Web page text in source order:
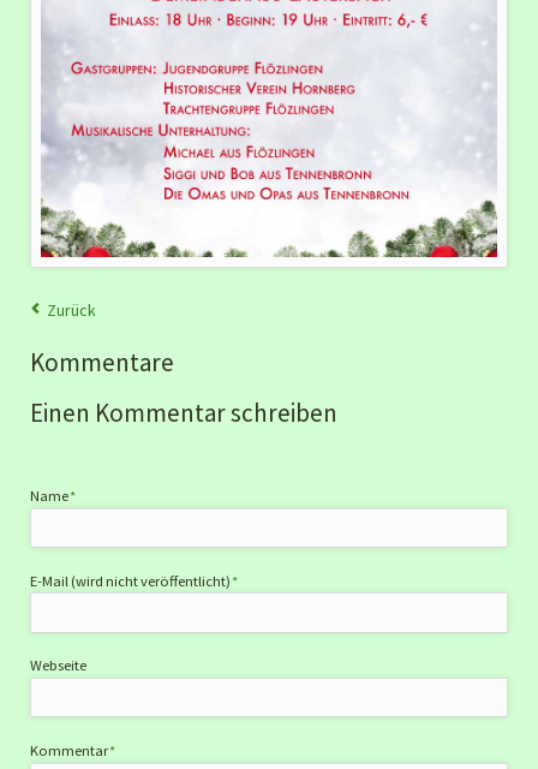
Zurück
Kommentare
Einen Kommentar schreiben
Pflichtfeld
Name*
Pflichtfeld
E-Mail (wird nicht veröffentlicht) *
Webseite
Pflichtfeld
Kommentar*